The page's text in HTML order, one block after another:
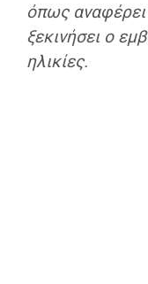
όπως
ξεκινήσει ο
ηλικίες.